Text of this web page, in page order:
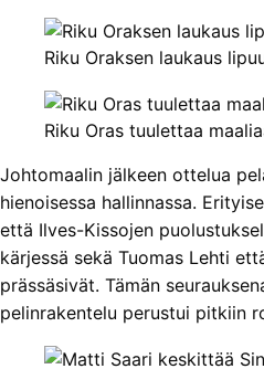
Riku Oraksen laukaus
Riku Oras tuulettaa
Johtomaalin jälkeen ottelua
hienoisessa hallinnassa.
että Ilves-Kissojen
kärjessä sekä Tuomas Lehti
prässäsivät. Tämän
pelinrakentelu perustui pitkiin